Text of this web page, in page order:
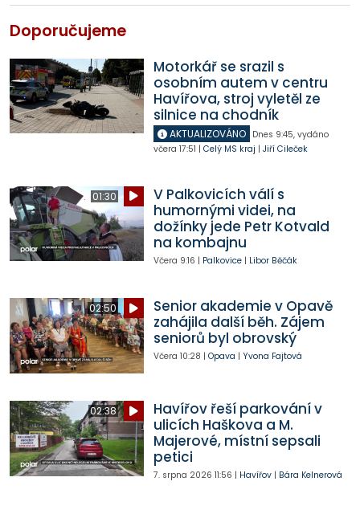
Doporučujeme
Motorkář se srazil s
osobním autem v centru
Havířova, stroj vyletěl ze
silnice na chodník
AKTUALIZOVÁNO Dnes 9:45, vydáno
včera 17:51 | Celý MS kraj | Jiří Cileček
01:30
V Palkovicích válí s
humornými videi, na
dožínky jede Petr Kotvald
na kombajnu
Včera 9:16 | Palkovice| Libor Běčák
02:50
Senior akademie v Opavě
zahájila další běh. Zájem
seniorů byl obrovský
Včera 10:28 | Opava | Yvona Fajtová
02:38
Havířov řeší parkování v
ulicích Haškova a M.
Majerové, místní sepsali
petici
7. srpna 2026 11:56 | Havířov| Bára Kelnerová